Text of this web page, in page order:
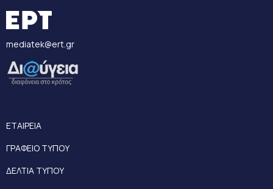
mediatek@ert.gr
ΕΤΑΙΡΕΙΑ
ΓΡΑΦΕΙΟ ΤΥΠΟΥ
ΔΕΛΤΙΑ ΤΥΠΟΥ